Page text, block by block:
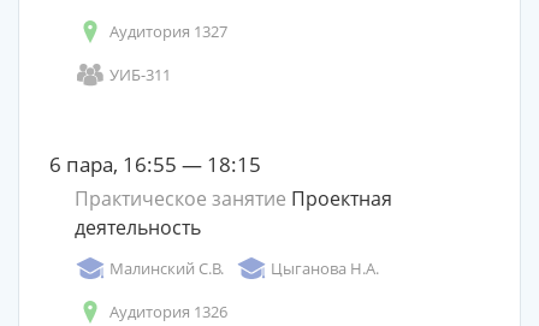
Аудитория 1327
УИБ-311
6 пара, 16:55 — 18:15
Практическое занятие Проектная
деятельность
Малинский С.В.
Цыганова Н.А.
Аудитория 1326